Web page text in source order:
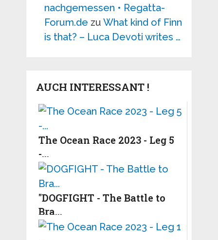
nachgemessen • Regatta-
Forum.de zu What kind of Finn
is that? – Luca Devoti writes …
AUCH INTERESSANT !
The Ocean Race 2023 - Leg 5
-...
"DOGFIGHT - The Battle to
Bra...